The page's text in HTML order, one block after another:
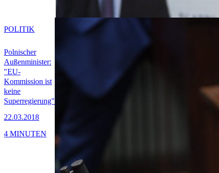
Polnischer
Außenminister:
"EU-
Kommission ist
keine
Superregierung"
22.03.2018
POLITIK
4 MINUTEN